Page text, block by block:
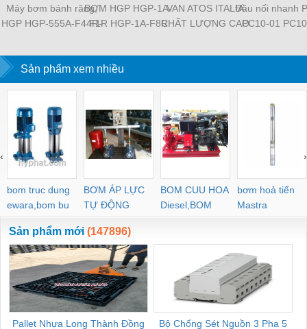
Máy bơm bánh răng,
HGP HGP-555A-F44R-
L826R-4BDB HGP-
53A-L33R-X1-2B-G-13
HGP-555A-L48R-Z-
L36L-X-4BD HGP-22A-
F92L-X-4BJ HGP-53A-
L44R-Z-4BD-P-13
BƠM HGP HGP-1A-
F1R HGP-1A-F8R
2A-F12R HGP-2A-F3R
HGP-22A-F4R4R HGP-
222A-F4RF4RF4R
3A-F6R HGP-33A-
F14R14R
VAN ATOS ITALIA
CHẤT LƯỢNG CAO
004 HR-013 HR-013 /
/ E 20 JPQ-222 JPQ-
Đầu nối nhanh
PC10-01
PC12-01
03 PL8-02 PL8-
PL6-02 PL4-
Sản phẩm xem nhiều
bom truc dung
ewara,bom bu
ewara
BƠM ÁP LỰC
TỰ ĐỘNG
BOM CUU HOA
Diesel,BOM
CHUA CHAY
bơm hoả tiển
Mastra
‹ ›
Sản phẩm mới (147896)
Pallet Nhựa Long Thành Đồng
Bộ Chống Sét Nguồn 3 Pha 5